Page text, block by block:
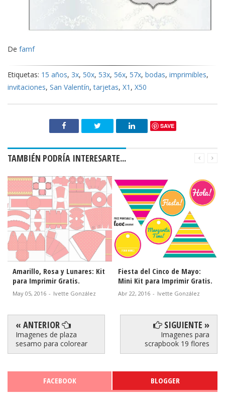
De famf
Etiquetas: 15 años, 3x, 50x, 53x, 56x, 57x, bodas, imprimibles,
invitaciones, San Valentín,tarjetas, X1 , X50
SAVE
TAMBIÉN PODRÍA INTERESARTE...
Amarillo, Rosa y Lunares: Kit
para Imprimir Gratis.
May 05, 2016 - Ivette González
Fiesta del Cinco de Mayo:
Mini Kit para Imprimir Gratis.
Abr 22, 2016 - Ivette González
« ANTERIOR
Imagenes de plaza
sesamo para colorear
SIGUIENTE »
Imagenes para
scrapbook 19 flores
FACEBOOK BLOGGER